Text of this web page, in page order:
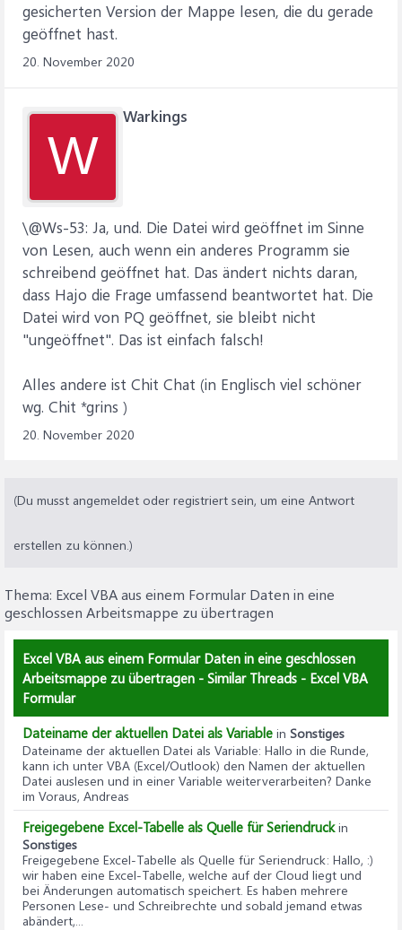
gesicherten Version der Mappe lesen, die du gerade
geöffnet hast.
20. November 2020
W
Warkings
\@Ws-53: Ja, und. Die Datei wird geöffnet im Sinne
von Lesen, auch wenn ein anderes Programm sie
schreibend geöffnet hat. Das ändert nichts daran,
dass Hajo die Frage umfassend beantwortet hat. Die
Datei wird von PQ geöffnet, sie bleibt nicht
"ungeöffnet". Das ist einfach falsch!
Alles andere ist Chit Chat (in Englisch viel schöner
wg. Chit *grins )
20. November 2020
(Du musst angemeldet oder registriert sein, um eine Antwort
erstellen zu können.)
Thema: Excel VBA aus einem Formular Daten in eine
geschlossen Arbeitsmappe zu übertragen
Excel VBA aus einem Formular Daten in eine geschlossen
Arbeitsmappe zu übertragen - Similar Threads - Excel VBA
Formular
Dateiname der aktuellen Datei als Variable in Sonstiges
Dateiname der aktuellen Datei als Variable: Hallo in die Runde,
kann ich unter VBA (Excel/Outlook) den Namen der aktuellen
Datei auslesen und in einer Variable weiterverarbeiten? Danke
im Voraus, Andreas
Freigegebene Excel-Tabelle als Quelle für Seriendruckin
Sonstiges
Freigegebene Excel-Tabelle als Quelle für Seriendruck: Hallo, :)
wir haben eine Excel-Tabelle, welche auf der Cloud liegt und
bei Änderungen automatisch speichert. Es haben mehrere
Personen Lese- und Schreibrechte und sobald jemand etwas
abändert,...